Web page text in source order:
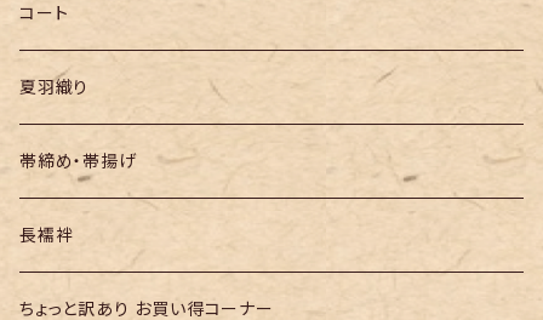
半幅帯
コート
夏羽織り
帯締め・帯揚げ
長襦袢
ちょっと訳あり お買い得コーナー